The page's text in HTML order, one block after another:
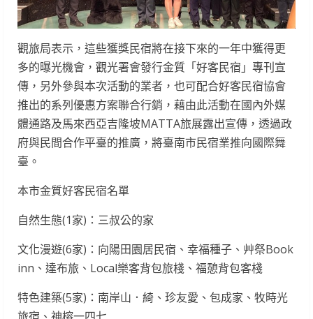
觀旅局表示，這些獲獎民宿將在接下來的一年中獲得更
多的曝光機會，觀光署會發行金質「好客民宿」專刊宣
傳，另外參與本次活動的業者，也可配合好客民宿協會
推出的系列優惠方案聯合行銷，藉由此活動在國內外媒
體通路及馬來西亞吉隆坡MATTA旅展露出宣傳，透過政
府與民間合作平臺的推廣，將臺南市民宿業推向國際舞
臺。
本市金質好客民宿名單
自然生態(1家)：三叔公的家
文化漫遊(6家)：向陽田園居民宿、幸福種子、艸祭Book
inn、達布旅、Local樂客背包旅棧、福憩背包客棧
特色建築(5家)：南岸山．綺、珍友愛、包成家、牧時光